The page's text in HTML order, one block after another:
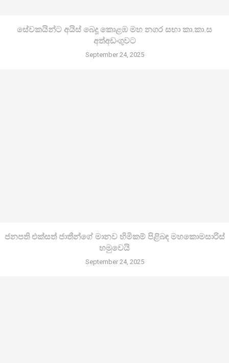
සේවකයින්ට අයිස් බෙදූ කොළඹ මහ නගර සභා කා.කා.ස
අත්අඩංගුවට
September 24, 2025
ජනපති එක්සත් ජාතීන්ගේ මානව හිමිකම් පිළිබඳ මහකොමසාරිස්
හමුවෙයි
September 24, 2025